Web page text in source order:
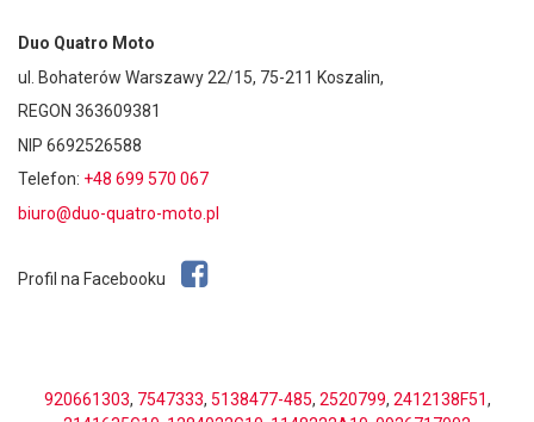
Duo Quatro Moto
ul. Bohaterów Warszawy 22/15, 75-211 Koszalin,
REGON 363609381
NIP 6692526588
Telefon: +48 699 570 067
biuro@duo-quatro-moto.pl
Profil na Facebooku
920661303, 7547333, 5138477-485, 2520799, 2412138F51,